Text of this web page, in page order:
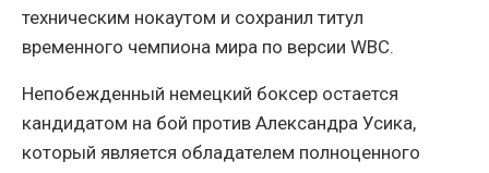
техническим нокаутом и сохранил титул
временного чемпиона мира по версии WBC.
Непобежденный немецкий боксер остается
кандидатом на бой против Александра Усика,
который является обладателем полноценного